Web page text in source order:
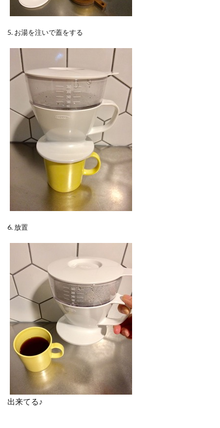
5. お湯を注いで蓋をする
6. 放置
出来てる♪